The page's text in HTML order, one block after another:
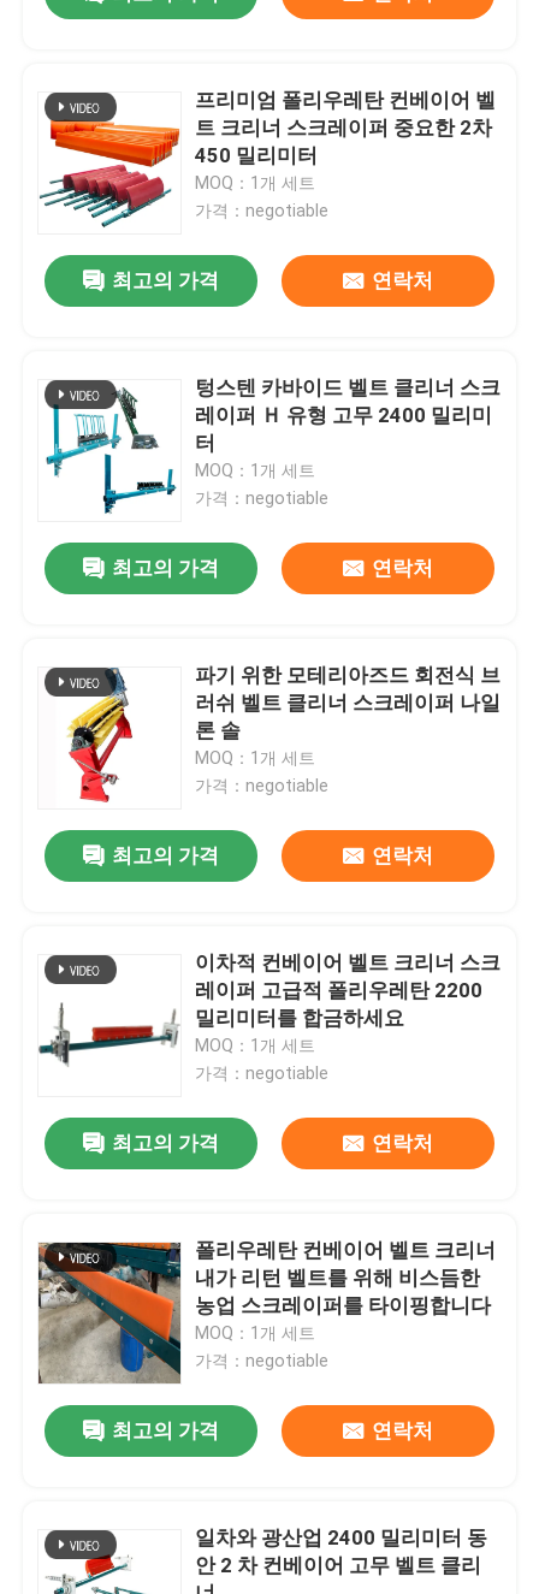
제품 소개
동영상
회사 소개
품질 관리
연락처
뉴스
알루미나 세라믹 라이너
프리미엄 폴리우레탄 컨베이어 벨
트 크리너 스크레이퍼 중요한 2차
450 밀리미터
MOQ：1개 세트
가격：negotiable
최고의 가격 연락처
텅스텐 카바이드 벨트 클리너 스크
레이퍼 Ｈ 유형 고무 2400 밀리미
터
MOQ：1개 세트
가격：negotiable
최고의 가격 연락처
파기 위한 모테리아즈드 회전식 브
러쉬 벨트 클리너 스크레이퍼 나일
론 솔
MOQ：1개 세트
가격：negotiable
최고의 가격 연락처
이차적 컨베이어 벨트 크리너 스크
레이퍼 고급적 폴리우레탄 2200
밀리미터를 합금하세요
MOQ：1개 세트
가격：negotiable
최고의 가격 연락처
폴리우레탄 컨베이어 벨트 크리너
내가 리턴 벨트를 위해 비스듬한
농업 스크레이퍼를 타이핑합니다
MOQ：1개 세트
가격：negotiable
최고의 가격 연락처
일차와 광산업 2400 밀리미터 동
안 2 차 컨베이어 고무 벨트 클리